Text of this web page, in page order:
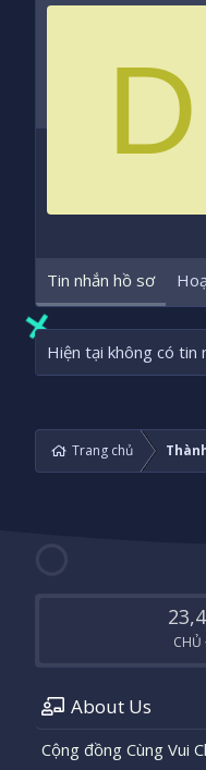
D
Tin nhắn hồ sơ
Hiện tại không có tin
Trang chủ
CHỦ
About Us
Cộng đồng Cùng Vui